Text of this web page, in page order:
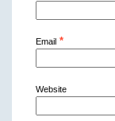
Email *
Website